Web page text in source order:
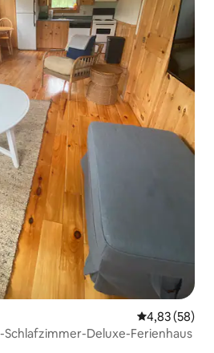
4,83 (58)
Schlafzimmer-Deluxe-Ferienhaus